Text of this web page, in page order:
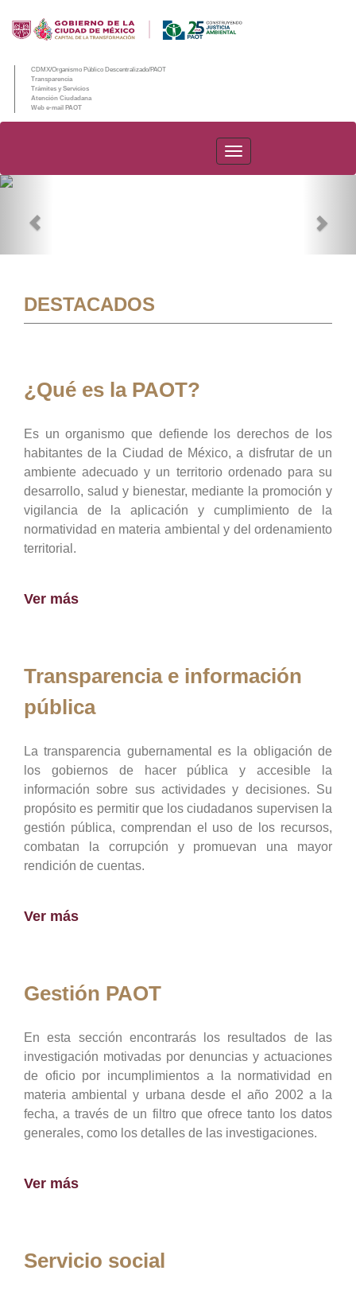
CDMX/Organismo Público Descentralizado/PAOT
Transparencia
Trámites y Servicios
Atención Ciudadana
Web e-mail PAOT
PAOT
DESTACADOS
¿Qué es la PAOT?
Es un organismo que defiende los derechos de los
habitantes de la Ciudad de México, a disfrutar de un
ambiente adecuado y un territorio ordenado para su
desarrollo, salud y bienestar, mediante la promoción y
vigilancia de la aplicación y cumplimiento de la
normatividad en materia ambiental y del ordenamiento
territorial.
Ver más
Transparencia e información
pública
La transparencia gubernamental es la obligación de
los gobiernos de hacer pública y accesible la
información sobre sus actividades y decisiones. Su
propósito es permitir que los ciudadanos supervisen la
gestión pública, comprendan el uso de los recursos,
combatan la corrupción y promuevan una mayor
rendición de cuentas.
Ver más
Gestión PAOT
En esta sección encontrarás los resultados de las
investigación motivadas por denuncias y actuaciones
de oficio por incumplimientos a la normatividad en
materia ambiental y urbana desde el año 2002 a la
fecha, a través de un filtro que ofrece tanto los datos
generales, como los detalles de las investigaciones.
Ver más
Servicio social